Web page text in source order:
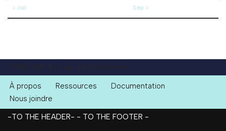
« Juil Sep »
CVRM 2015 © Tous droits réservés
À propos Ressources
Documentation
Nous joindre
-TO THE HEADER- - TO THE FOOTER -